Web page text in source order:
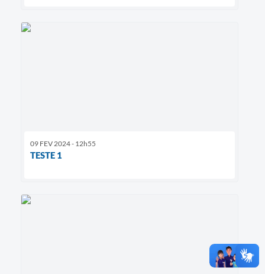
09 FEV 2024 - 12h55
TESTE 1